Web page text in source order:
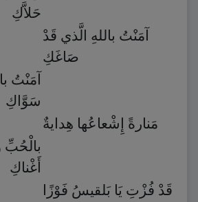
حَلاَّكِ
آمَنْتُ باللهِ الَّذي قَدْ
صَاغَكِ
آمَنْتُ
سَوَّاكِ
مَنارةً إِشْعاعُها هِدايةٌ
بالْحُبِّ
أَغْناكِ
قَدْ فُزْتِ يَا بَلقيسُ فَوْزًا